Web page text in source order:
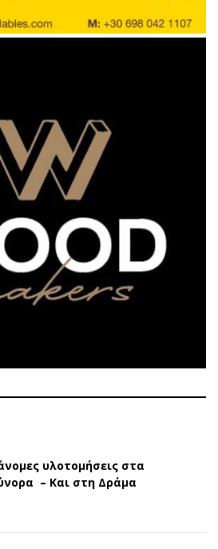
υλοτομήσεις στα
– Και στη Δράμα